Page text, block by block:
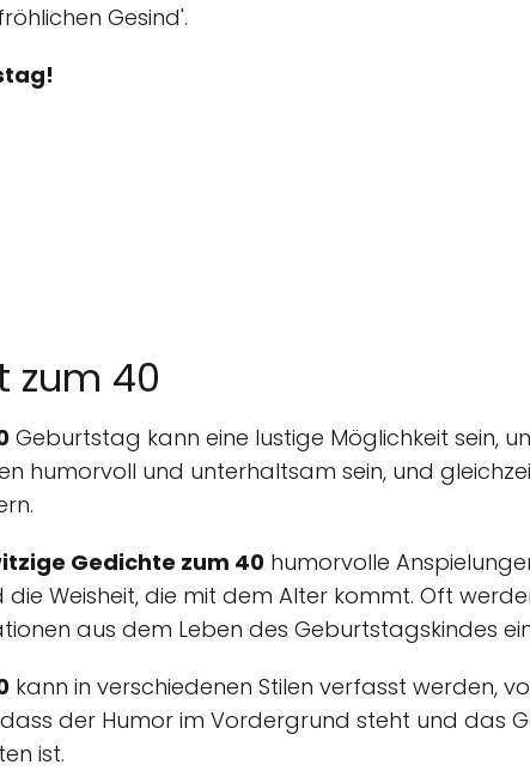
Gesind'.
zum 40
Geburtstag kann eine lustige Möglichkeit sein,
humorvoll und unterhaltsam sein, und
Gedichte zum 40 humorvolle
die Weisheit, die mit dem Alter kommt. Oft
aus dem Leben des Geburtstagskindes
kann in verschiedenen Stilen verfasst werden,
dass der Humor im Vordergrund steht und das
ist.